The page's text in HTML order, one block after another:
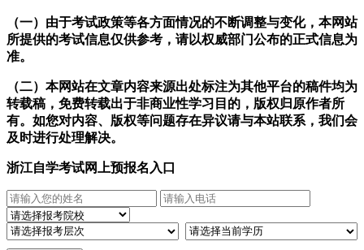
（一）由于考试政策等各方面情况的不断调整与变化，本网站
所提供的考试信息仅供参考，请以权威部门公布的正式信息为
准。
（二）本网站在文章内容来源出处标注为其他平台的稿件均为
转载稿，免费转载出于非商业性学习目的，版权归原作者所
有。如您对内容、版权等问题存在异议请与本站联系，我们会
及时进行处理解决。
浙江自学考试网上预报名入口